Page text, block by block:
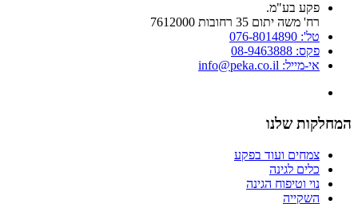
פקע בע"מ.
רח' משה יתום 35 רחובות 7612000
טל': 076-8014890
פקס: 08-9463888
אי-מייל: info@peka.co.il
המחלקות שלנו
צמחים ועוד בפקע
כלים לגינה
נוי וטיפוח הגינה
השקייה